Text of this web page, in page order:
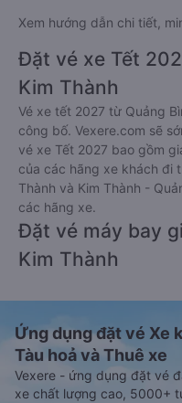
Xem hướng dẫn chi tiết,
Đặt vé xe Tết
Kim Thành
Vé xe tết 2027 từ Quảng
công bố. Vexere.com sẽ
vé xe Tết 2027 bao gồm
của các hãng xe khách đi
Thành và Kim Thành -
các hãng xe.
Đặt vé máy bay
Kim Thành
Ứng dụng đặt vé Xe
Tàu hoả và Thuê xe
Vexere - ứng dụng đặt vé
xe chất lượng cao, 5000+